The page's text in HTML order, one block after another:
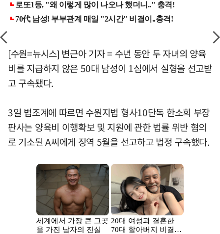
[수원=뉴시스] 변근아 기자 = 수년 동안 두 자녀의 양육
비를 지급하지 않은 50대 남성이 1심에서 실형을 선고받
고 구속됐다.
3일 법조계에 따르면 수원지법 형사10단독 한소희 부장
판사는 양육비 이행확보 및 지원에 관한 법률 위반 혐의
로 기소된 A씨에게 징역 5월을 선고하고 법정 구속했다.